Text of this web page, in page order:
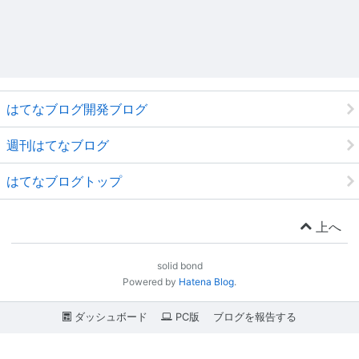
はてなブログ開発ブログ
週刊はてなブログ
はてなブログトップ
上へ
solid bond
Powered by Hatena Blog.
ダッシュボード PC版 ブログを報告する